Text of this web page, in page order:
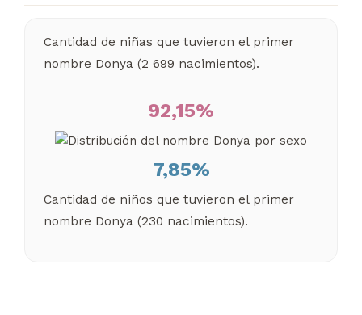
Cantidad de niñas que tuvieron el primer
nombre Donya (2 699 nacimientos).
92,15%
7,85%
Cantidad de niños que tuvieron el primer
nombre Donya (230 nacimientos).